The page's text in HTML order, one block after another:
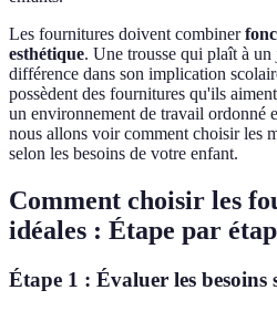
Les fournitures doivent combiner
esthétique. Une trousse qui plaît à
différence dans son implication
possèdent des fournitures qu'ils
un environnement de travail ordonné
nous allons voir comment choisir les
selon les besoins de votre enfant.
Comment choisir les
idéales : Étape par
Étape 1 : Évaluer les besoins